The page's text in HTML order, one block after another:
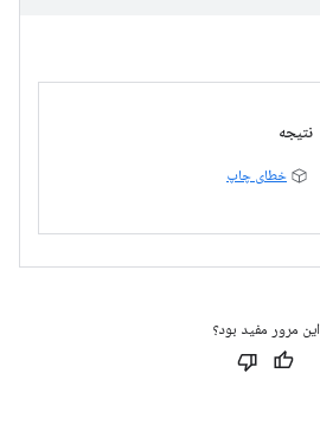
نتیجه
خطای چاپ
این مرور مفید بود؟